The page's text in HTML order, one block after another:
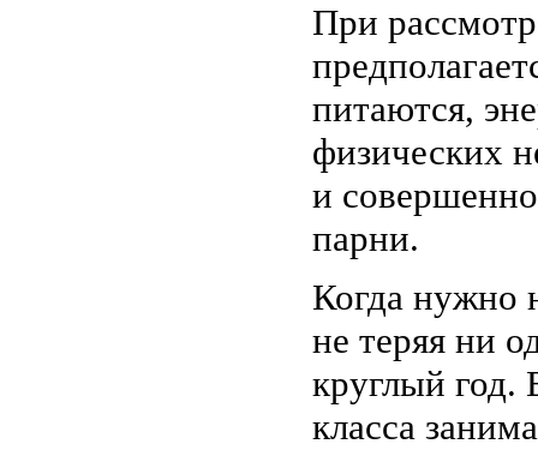
При
питаются,
физических
и
парни.
Когда нужно
не теряя ни
круглый год.
класса